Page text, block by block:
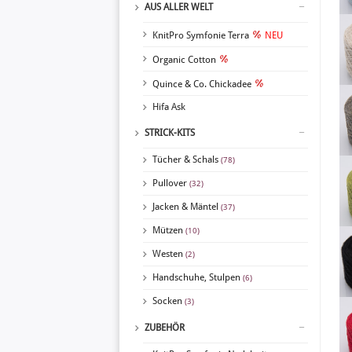
AUS ALLER WELT
KnitPro Symfonie Terra NEU
Organic Cotton
Quince & Co. Chickadee
Hifa Ask
STRICK-KITS
Tücher & Schals (78)
Pullover (32)
Jacken & Mäntel (37)
Mützen (10)
Westen (2)
Handschuhe, Stulpen (6)
Socken (3)
ZUBEHÖR